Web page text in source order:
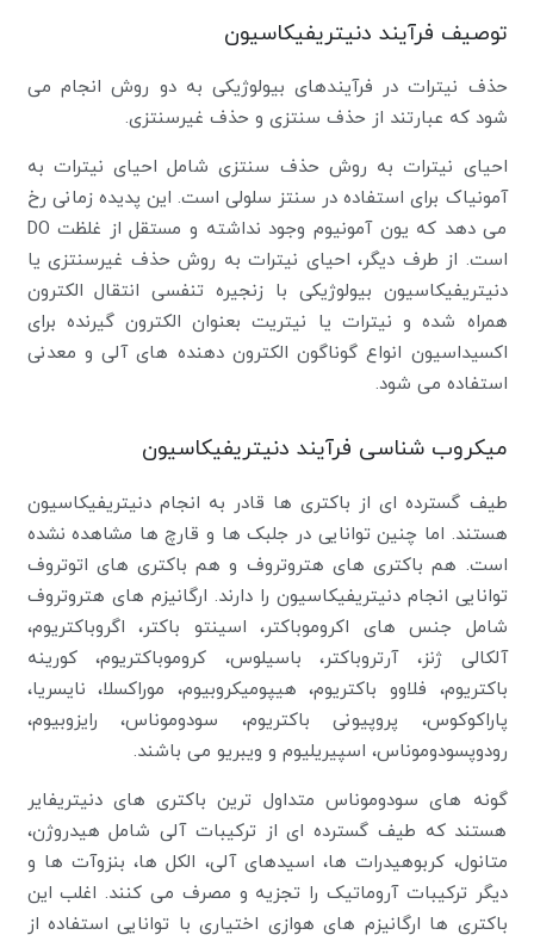
توصیف فرآیند دنیتریفیکاسیون
حذف نیترات در فرآیندهای بیولوژیکی به دو روش انجام می
شود که عبارتند از حذف سنتزی و حذف غیرسنتزی.
احیای نیترات به روش حذف سنتزی شامل احیای نیترات به
آمونیاک برای استفاده در سنتز سلولی است. این پدیده زمانی رخ
می دهد که یون آمونیوم وجود نداشته و مستقل از غلظت DO
است. از طرف دیگر، احیای نیترات به روش حذف غیرسنتزی یا
دنیتریفیکاسیون بیولوژیکی با زنجیره تنفسی انتقال الکترون
همراه شده و نیترات یا نیتریت بعنوان الکترون گیرنده برای
اکسیداسیون انواع گوناگون الکترون دهنده های آلی و معدنی
استفاده می شود.
میکروب شناسی فرآیند دنیتریفیکاسیون
طیف گسترده ای از باکتری ها قادر به انجام دنیتریفیکاسیون
هستند. اما چنین توانایی در جلبک ها و قارچ ها مشاهده نشده
است. هم باکتری های هتروتروف و هم باکتری های اتوتروف
توانایی انجام دنیتریفیکاسیون را دارند. ارگانیزم های هتروتروف
شامل جنس های اکروموباکتر، اسینتو باکتر، اگروباکتریوم،
آلکالی ژنز، آرتروباکتر، باسیلوس، کروموباکتریوم، کورینه
باکتریوم، فلاوو باکتریوم، هیپومیکروبیوم، موراکسلا، نایسریا،
پاراکوکوس، پروپیونی باکتریوم، سودوموناس، رایزوبیوم،
رودوپسودوموناس، اسپیریلیوم و ویبریو می باشند.
گونه های سودوموناس متداول ترین باکتری های دنیتریفایر
هستند که طیف گسترده ای از ترکیبات آلی شامل هیدروژن،
متانول، کربوهیدرات ها، اسیدهای آلی، الکل ها، بنزوآت ها و
دیگر ترکیبات آروماتیک را تجزیه و مصرف می کنند. اغلب این
باکتری ها ارگانیزم های هوازی اختیاری با توانایی استفاده از